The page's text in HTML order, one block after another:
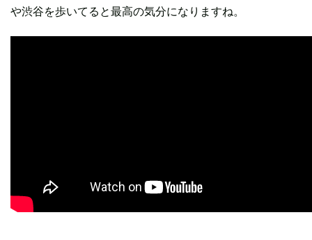
や渋谷を歩いてると最高の気分になりますね。